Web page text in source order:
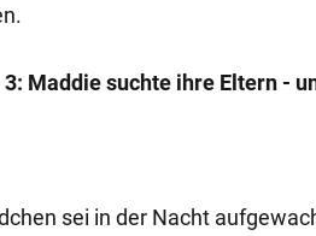
Maddie suchte ihre Eltern -
sei in der Nacht